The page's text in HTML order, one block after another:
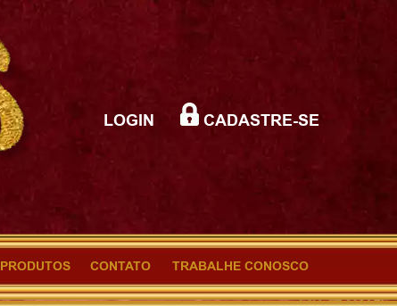
LOGIN CADASTRE-SE
PRODUTOS CONTATO TRABALHE CONOSCO